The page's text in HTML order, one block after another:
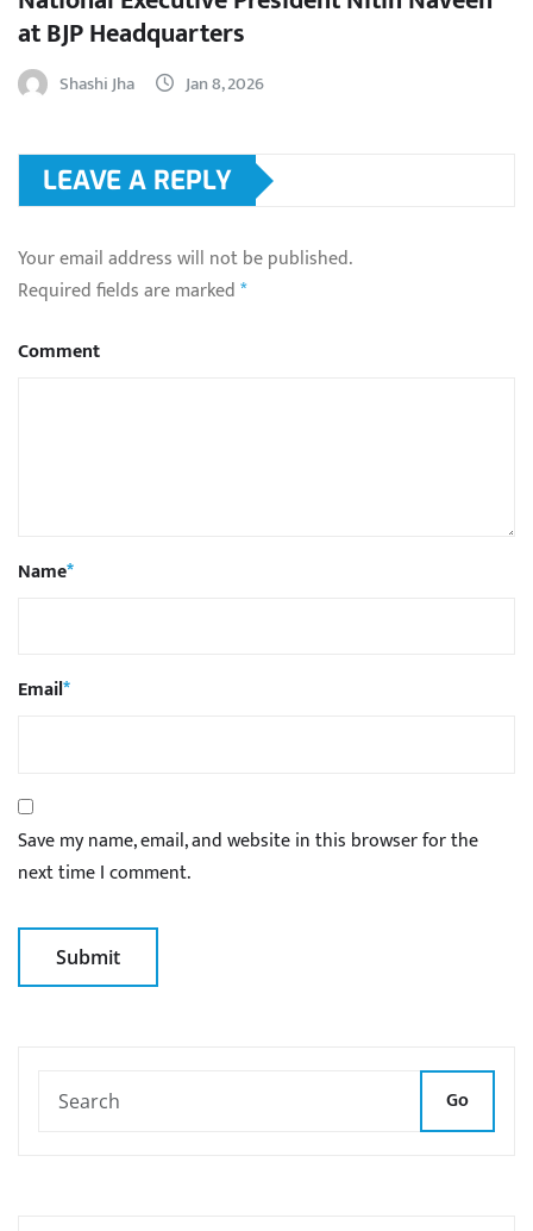
at BJP Headquarters
Shashi Jha Jan 8, 2026
LEAVE A REPLY
Your email address will not be published.
Required fields are marked*
Comment
Name*
Email*
Save my name, email, and website in this browser for the
next time I comment.
Go